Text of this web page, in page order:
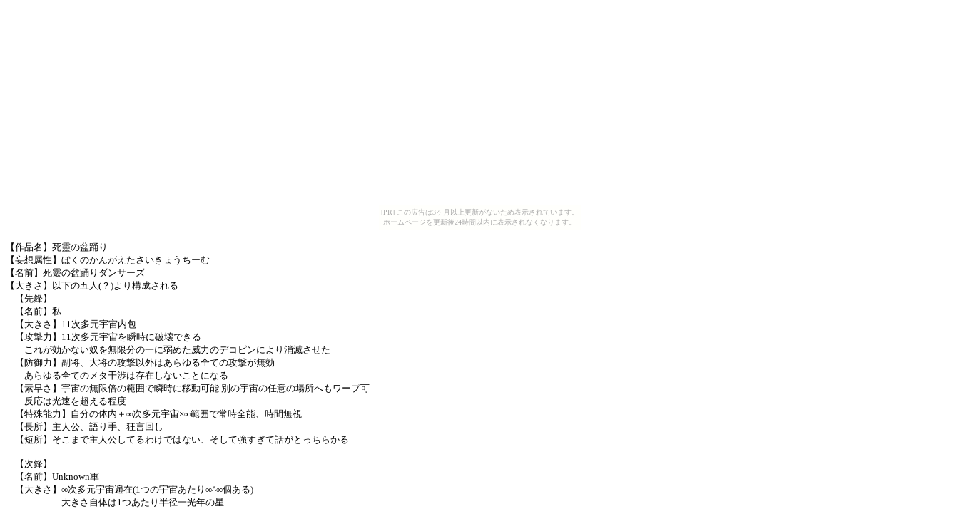
[PR] この広告は3ヶ月以上更新がないため表示されています。
ホームページを更新後24時間以内に表示されなくなります。
【作品名】死靈の盆踊り
【妄想属性】ぼくのかんがえたさいきょうちーむ
【名前】死靈の盆踊りダンサーズ
【大きさ】以下の五人(？)より構成される
【先鋒】
【名前】私
【大きさ】11次多元宇宙内包
【攻撃力】11次多元宇宙を瞬時に破壊できる
これが効かない奴を無限分の一に弱めた威力のデコピンにより消滅させた
【防御力】副将、大将の攻撃以外はあらゆる全ての攻撃が無効
あらゆる全てのメタ干渉は存在しないことになる
【素早さ】宇宙の無限倍の範囲で瞬時に移動可能 別の宇宙の任意の場所へもワープ可
反応は光速を超える程度
【特殊能力】自分の体内＋∞次多元宇宙×∞範囲で常時全能、時間無視
【長所】主人公、語り手、狂言回し
【短所】そこまで主人公してるわけではない、そして強すぎて話がとっちらかる
【次鋒】
【名前】Unknown軍
【大きさ】∞次多元宇宙遍在(1つの宇宙あたり∞^∞個ある)
大きさ自体は1つあたり半径一光年の星